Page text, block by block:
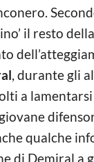
il resto
, durante gli
a lamentarsi
qualche
di Demiral a